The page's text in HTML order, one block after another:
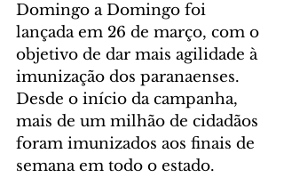
Domingo a Domingo foi
lançada em 26 de março, com o
objetivo de dar mais agilidade à
imunização dos paranaenses.
Desde o início da campanha,
mais de um milhão de cidadãos
foram imunizados aos finais de
semana em todo o estado.